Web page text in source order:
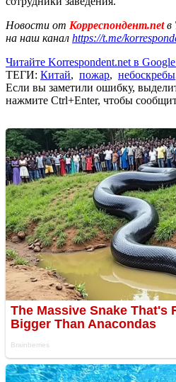
Новости от Корреспондент.netв
на наш канал https://t.me/
Читайте Korrespondent.net в
ТЕГИ: Китай, пожар, небоскребы
Если вы заметили ошибку,
нажмите Ctrl+Enter, чтобы